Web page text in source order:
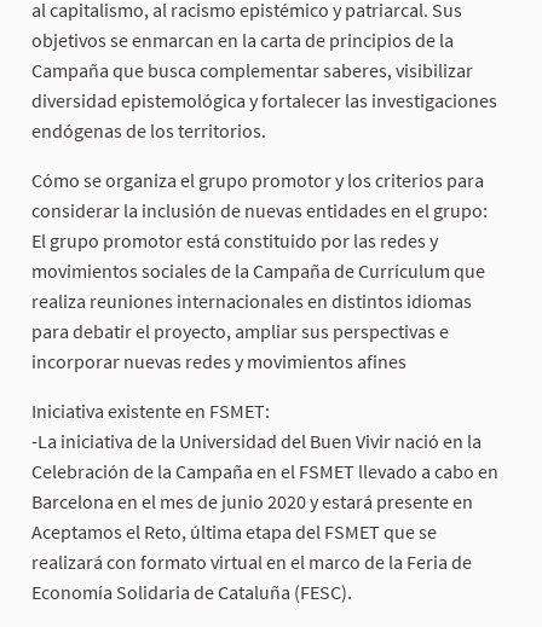
al capitalismo, al racismo epistémico y patriarcal. Sus
objetivos se enmarcan en la carta de principios de la
Campaña que busca complementar saberes, visibilizar
diversidad epistemológica y fortalecer las investigaciones
endógenas de los territorios.
Cómo se organiza el grupo promotor y los criterios para
considerar la inclusión de nuevas entidades en el grupo:
El grupo promotor está constituido por las redes y
movimientos sociales de la Campaña de Currículum que
realiza reuniones internacionales en distintos idiomas
para debatir el proyecto, ampliar sus perspectivas e
incorporar nuevas redes y movimientos afines
Iniciativa existente en FSMET:
-La iniciativa de la Universidad del Buen Vivir nació en la
Celebración de la Campaña en el FSMET llevado a cabo en
Barcelona en el mes de junio 2020 y estará presente en
Aceptamos el Reto, última etapa del FSMET que se
realizará con formato virtual en el marco de la Feria de
Economía Solidaria de Cataluña (FESC).